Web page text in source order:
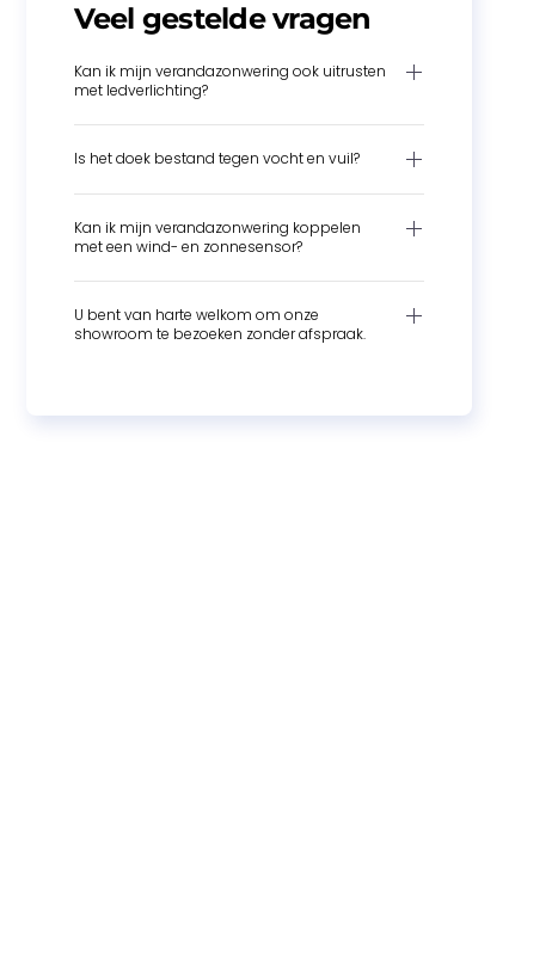
Veel gestelde vragen
Kan ik mijn verandazonwering ook uitrusten
met ledverlichting?
Is het doek bestand tegen vocht en vuil?
Kan ik mijn verandazonwering koppelen
met een wind- en zonnesensor?
U bent van harte welkom om onze
showroom te bezoeken zonder afspraak.